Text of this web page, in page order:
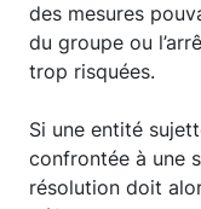
des mesures
du groupe ou
trop risquées.
Si une entité
confrontée à une
résolution doit